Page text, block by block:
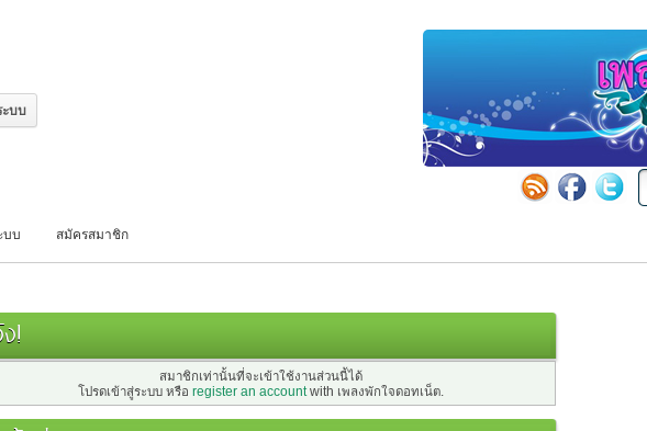
บบ สมัครสมาชิก
!
สมาชิกเท่านั้นที่จะเข้าใช้งานส่วนนี้ได้
โปรดเข้าสู่ระบบ หรือ register an accountwith เพลงพักใจดอทเน็ต.